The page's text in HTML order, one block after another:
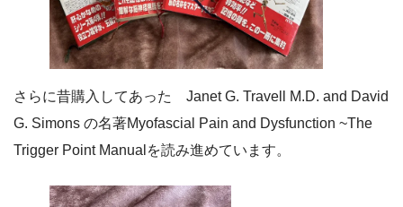
さらに昔購入してあった Janet G. Travell M.D. and David
G. Simons の名著Myofascial Pain and Dysfunction ~The
Trigger Point Manualを読み進めています。